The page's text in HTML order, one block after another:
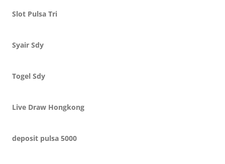
Slot Pulsa Tri
Syair Sdy
Togel Sdy
Live Draw Hongkong
deposit pulsa 5000